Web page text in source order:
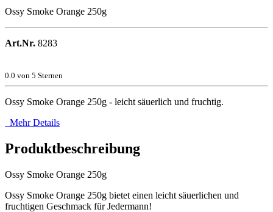
Ossy Smoke Orange 250g
Art.Nr. 8283
0.0 von 5 Sternen
Ossy Smoke Orange 250g - leicht säuerlich und fruchtig.
Mehr Details
Produktbeschreibung
Ossy Smoke Orange 250g
Ossy Smoke Orange 250g bietet einen leicht säuerlichen und
fruchtigen Geschmack für Jedermann!